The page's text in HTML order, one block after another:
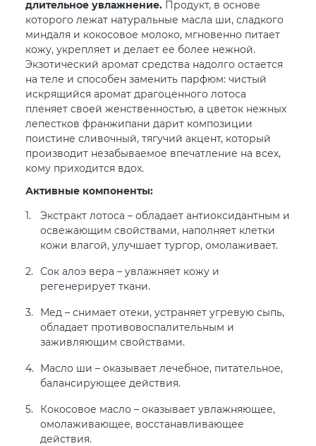
длительное увлажнение. Продукт, в основе
которого лежат натуральные масла ши, сладкого
миндаля и кокосовое молоко, мгновенно питает
кожу, укрепляет и делает ее более нежной.
Экзотический аромат средства надолго остается
на теле и способен заменить парфюм: чистый
искрящийся аромат драгоценного лотоса
пленяет своей женственностью, а цветок нежных
лепестков франжипани дарит композиции
поистине сливочный, тягучий акцент, который
производит незабываемое впечатление на всех,
кому приходится вдох.
Активные компоненты:
Экстракт лотоса – обладает антиоксидантным и
освежающим свойствами, наполняет клетки
кожи влагой, улучшает тургор, омолаживает.
Сок алоэ вера – увлажняет кожу и
регенерирует ткани.
Мед – снимает отеки, устраняет угревую сыпь,
обладает противовоспалительным и
заживляющим свойствами.
Масло ши – оказывает лечебное, питательное,
балансирующее действия.
Кокосовое масло – оказывает увлажняющее,
омолаживающее, восстанавливающее
действия.